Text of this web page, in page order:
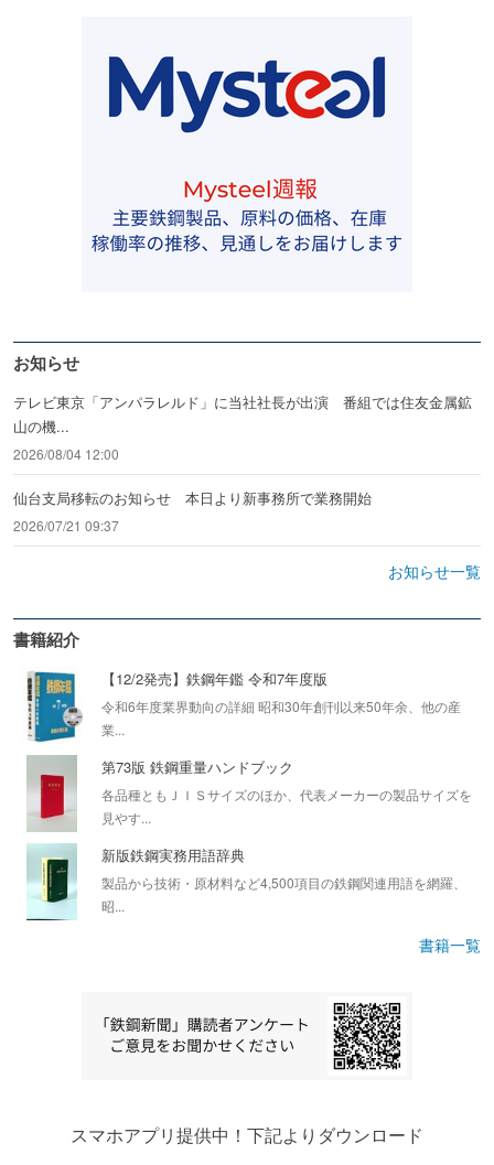
お知らせ
テレビ東京「アンパラレルド」に当社社長が出演 番組では住友金属鉱
山の機...
2026/08/04 12:00
仙台支局移転のお知らせ 本日より新事務所で業務開始
2026/07/21 09:37
お知らせ一覧
書籍紹介
【12/2発売】鉄鋼年鑑 令和7年度版
令和6年度業界動向の詳細 昭和30年創刊以来50年余、他の産
業...
第73版 鉄鋼重量ハンドブック
各品種ともＪＩＳサイズのほか、代表メーカーの製品サイズを
見やす...
新版鉄鋼実務用語辞典
製品から技術・原材料など4,500項目の鉄鋼関連用語を網羅、
昭...
書籍一覧
スマホアプリ提供中！下記よりダウンロード